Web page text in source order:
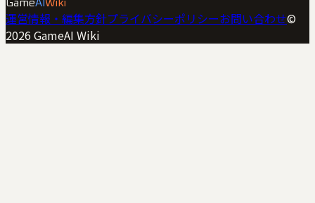
GameAI Wiki
運営情報・編集方針プライバシーポリシーお問い合わせ©
2026 GameAI Wiki